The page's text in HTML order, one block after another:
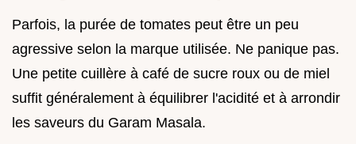
Parfois, la purée de tomates peut être un peu
agressive selon la marque utilisée. Ne panique pas.
Une petite cuillère à café de sucre roux ou de miel
suffit généralement à équilibrer l'acidité et à arrondir
les saveurs du Garam Masala.